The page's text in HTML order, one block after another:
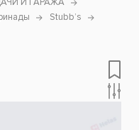
Stubb’s